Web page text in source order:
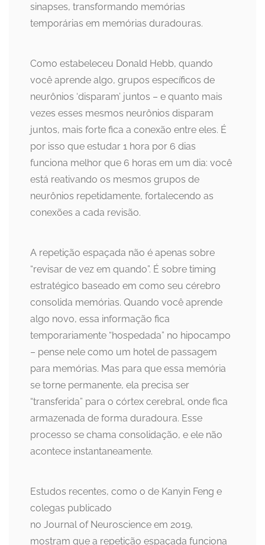
sinapses, transformando memórias
temporárias em memórias duradouras.
Como estabeleceu Donald Hebb, quando
você aprende algo, grupos específicos de
neurônios ‘disparam’ juntos – e quanto mais
vezes esses mesmos neurônios disparam
juntos, mais forte fica a conexão entre eles. É
por isso que estudar 1 hora por 6 dias
funciona melhor que 6 horas em um dia: você
está reativando os mesmos grupos de
neurônios repetidamente, fortalecendo as
conexões a cada revisão.
A repetição espaçada não é apenas sobre
“revisar de vez em quando”. É sobre timing
estratégico baseado em como seu cérebro
consolida memórias. Quando você aprende
algo novo, essa informação fica
temporariamente “hospedada” no hipocampo
– pense nele como um hotel de passagem
para memórias. Mas para que essa memória
se torne permanente, ela precisa ser
“transferida” para o córtex cerebral, onde fica
armazenada de forma duradoura. Esse
processo se chama consolidação, e ele não
acontece instantaneamente.
Estudos recentes, como o de Kanyin Feng e
colegas publicado
no Journal of Neuroscience em 2019,
mostram que a repetição espaçada funciona